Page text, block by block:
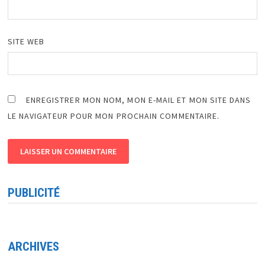
SITE WEB
ENREGISTRER MON NOM, MON E-MAIL ET MON SITE DANS
LE NAVIGATEUR POUR MON PROCHAIN COMMENTAIRE.
PUBLICITÉ
ARCHIVES